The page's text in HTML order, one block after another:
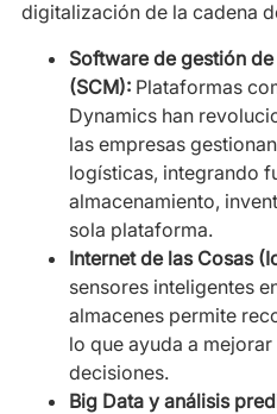
digitalización de la cadena
Software de gestión
(SCM): Plataformas
Dynamics han
las empresas
logísticas, integrando
almacenamiento,
sola plataforma.
Internet de las Cosas
sensores inteligentes
almacenes permite
lo que ayuda a
decisiones.
Big Data y análisis